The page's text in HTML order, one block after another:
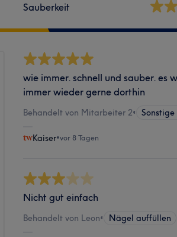
Sauberkeit
wie immer. schnell und sauber. es
immer wieder gerne dorthin
Behandelt von Mitarbeiter 2•
Kaiser•vor 8 Tagen
Nicht gut einfach
Behandelt von Leon• Nägel auffüllen